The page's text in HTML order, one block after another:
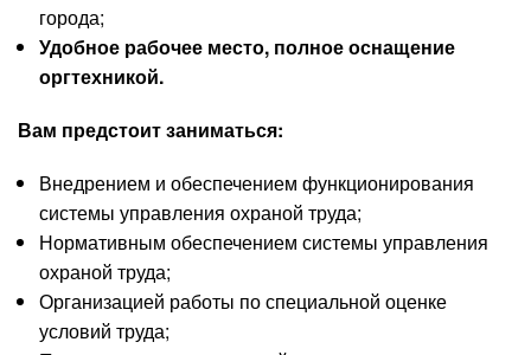
города;
Удобное рабочее место, полное оснащение
оргтехникой.
Вам предстоит заниматься:
Внедрением и обеспечением функционирования
системы управления охраной труда;
Нормативным обеспечением системы управления
охраной труда;
Организацией работы по специальной оценке
условий труда;